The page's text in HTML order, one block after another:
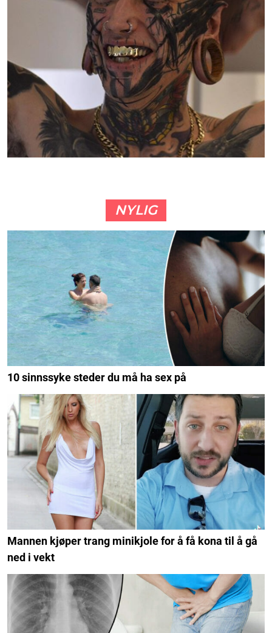
NYLIG
10 sinnssyke steder du må ha sex på
Mannen kjøper trang minikjole for å få kona til å gå
ned i vekt